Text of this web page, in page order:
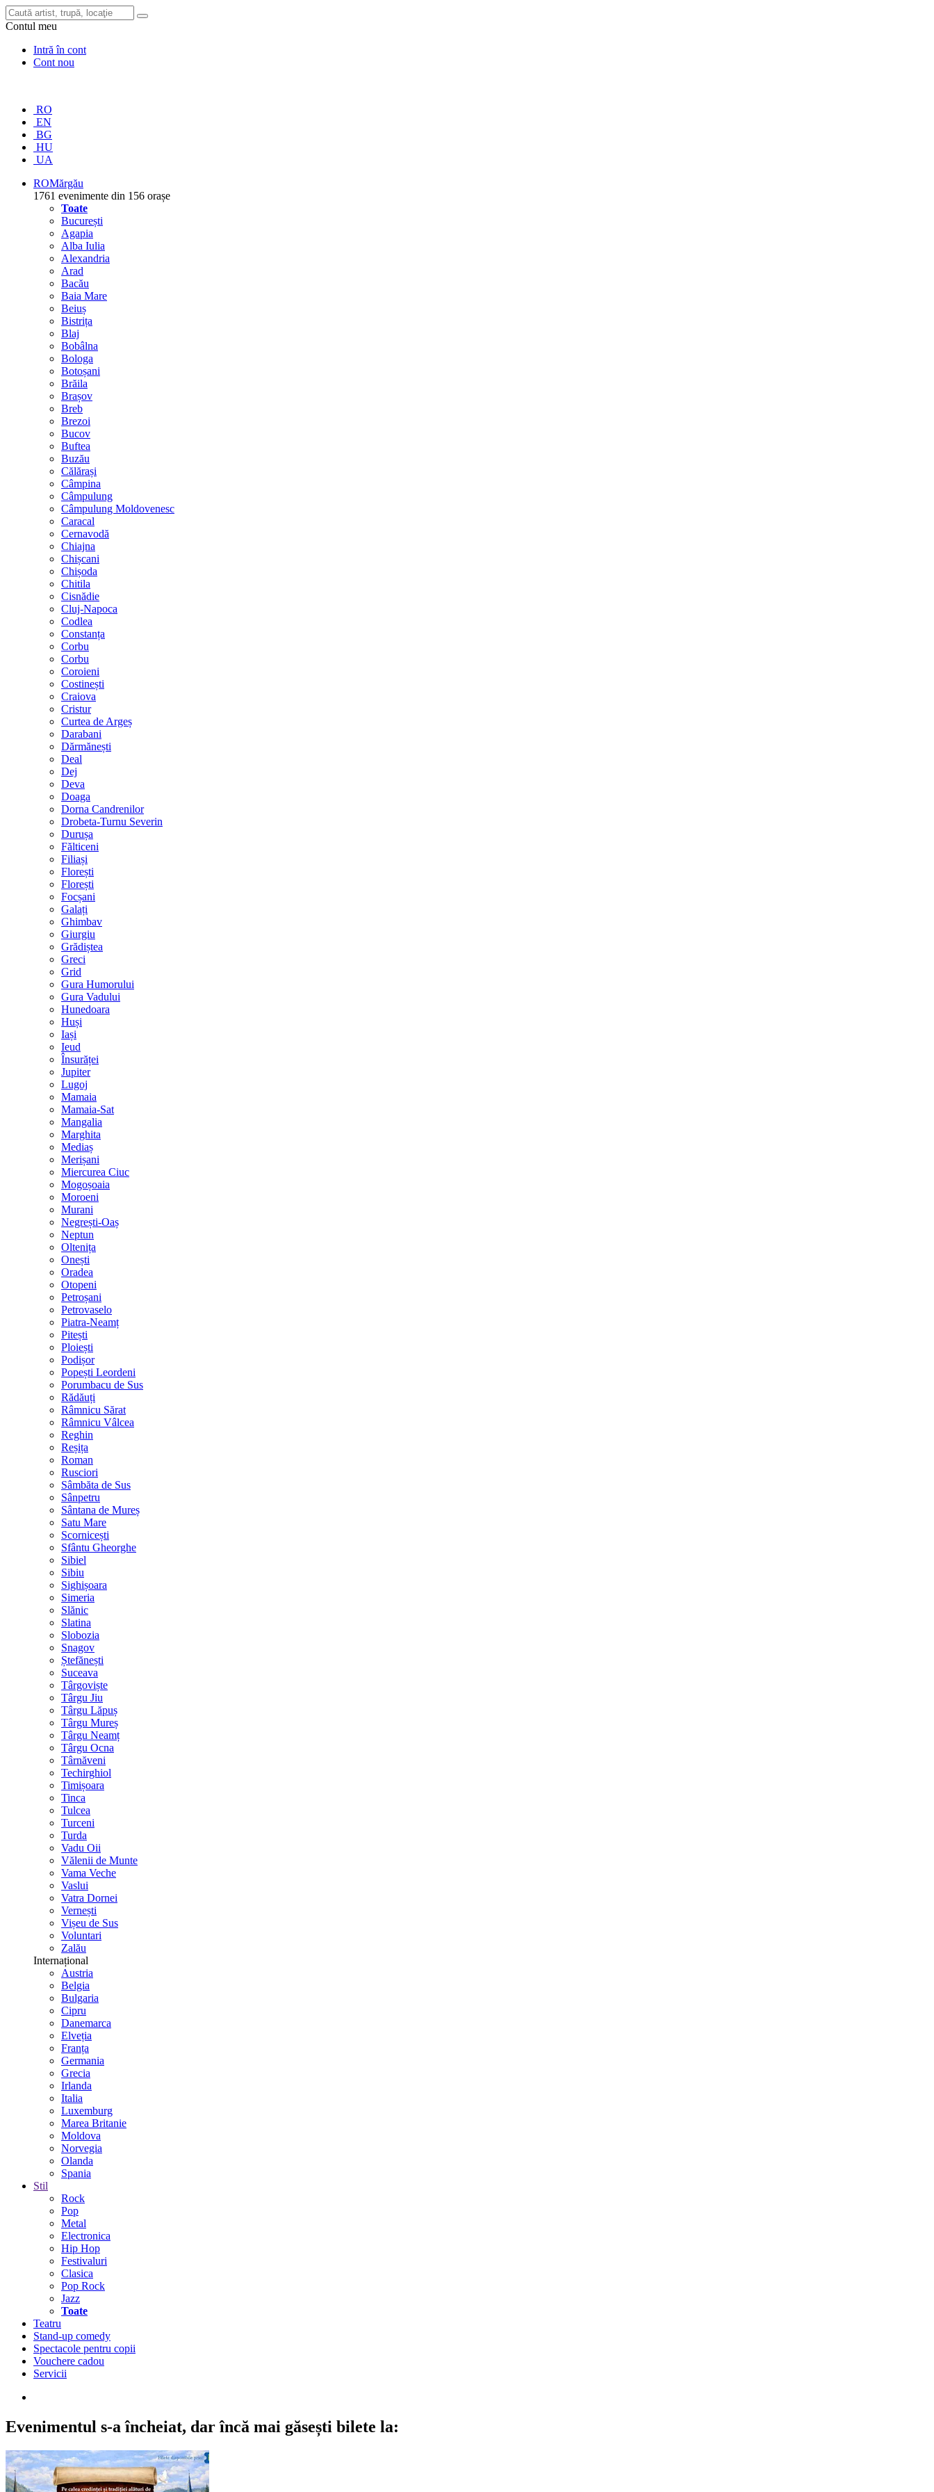
Contul meu
Intră în cont
Cont nou
RO
EN
BG
HU
UA
ROMărgău
1761 evenimente din 156 orașe
Toate
București
Agapia
Alba Iulia
Alexandria
Arad
Bacău
Baia Mare
Beiuș
Bistrița
Blaj
Bobâlna
Bologa
Botoșani
Brăila
Brașov
Breb
Brezoi
Bucov
Buftea
Buzău
Călărași
Câmpina
Câmpulung
Câmpulung Moldovenesc
Caracal
Cernavodă
Chiajna
Chișcani
Chișoda
Chitila
Cisnădie
Cluj-Napoca
Codlea
Constanța
Corbu
Corbu
Coroieni
Costinești
Craiova
Cristur
Curtea de Argeș
Darabani
Dărmănești
Deal
Dej
Deva
Doaga
Dorna Candrenilor
Drobeta-Turnu Severin
Durușa
Fălticeni
Filiași
Florești
Florești
Focșani
Galați
Ghimbav
Giurgiu
Grădiștea
Greci
Grid
Gura Humorului
Gura Vadului
Hunedoara
Huși
Iași
Ieud
Însurăței
Jupiter
Lugoj
Mamaia
Mamaia-Sat
Mangalia
Marghita
Mediaș
Merișani
Miercurea Ciuc
Mogoșoaia
Moroeni
Murani
Negrești-Oaș
Neptun
Oltenița
Onești
Oradea
Otopeni
Petroșani
Petrovaselo
Piatra-Neamț
Pitești
Ploiești
Podișor
Popești Leordeni
Porumbacu de Sus
Rădăuți
Râmnicu Sărat
Râmnicu Vâlcea
Reghin
Reșița
Roman
Rusciori
Sâmbăta de Sus
Sânpetru
Sântana de Mureș
Satu Mare
Scornicești
Sfântu Gheorghe
Sibiel
Sibiu
Sighișoara
Simeria
Slănic
Slatina
Slobozia
Snagov
Ștefănești
Suceava
Târgoviște
Târgu Jiu
Târgu Lăpuș
Târgu Mureș
Târgu Neamț
Târgu Ocna
Târnăveni
Techirghiol
Timișoara
Tinca
Tulcea
Turceni
Turda
Vadu Oii
Vălenii de Munte
Vama Veche
Vaslui
Vatra Dornei
Vernești
Vișeu de Sus
Voluntari
Zalău
Internațional
Austria
Belgia
Bulgaria
Cipru
Danemarca
Elveția
Franța
Germania
Grecia
Irlanda
Italia
Luxemburg
Marea Britanie
Moldova
Norvegia
Olanda
Spania
Stil
Rock
Pop
Metal
Electronica
Hip Hop
Festivaluri
Clasica
Pop Rock
Jazz
Toate
Teatru
Stand-up comedy
Spectacole pentru copii
Vouchere cadou
Servicii
Evenimentul s-a încheiat, dar încă mai găsești bilete la: